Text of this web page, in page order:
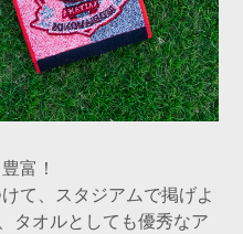
富！
て、スタジアムで掲げよ
タオルとしても優秀なア